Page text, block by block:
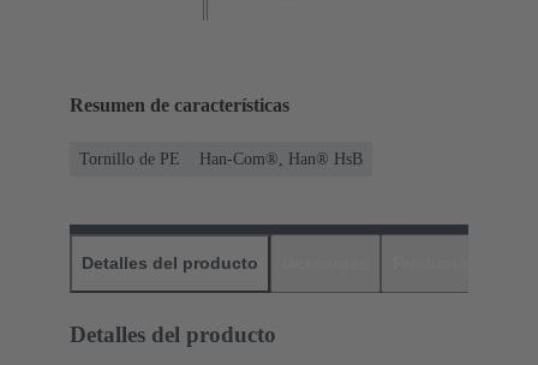
Resumen de características
Tornillo de PE Han-Com®, Han® HsB
Detalles del producto
Detalles del producto